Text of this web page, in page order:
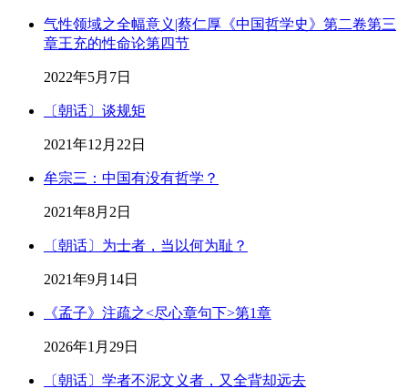
气性领域之全幅意义|蔡仁厚《中国哲学史》第二卷第三
章王充的性命论第四节
2022年5月7日
〔朝话〕谈规矩
2021年12月22日
牟宗三：中国有没有哲学？
2021年8月2日
〔朝话〕为士者，当以何为耻？
2021年9月14日
《孟子》注疏之<尽心章句下>第1章
2026年1月29日
〔朝话〕学者不泥文义者，又全背却远去